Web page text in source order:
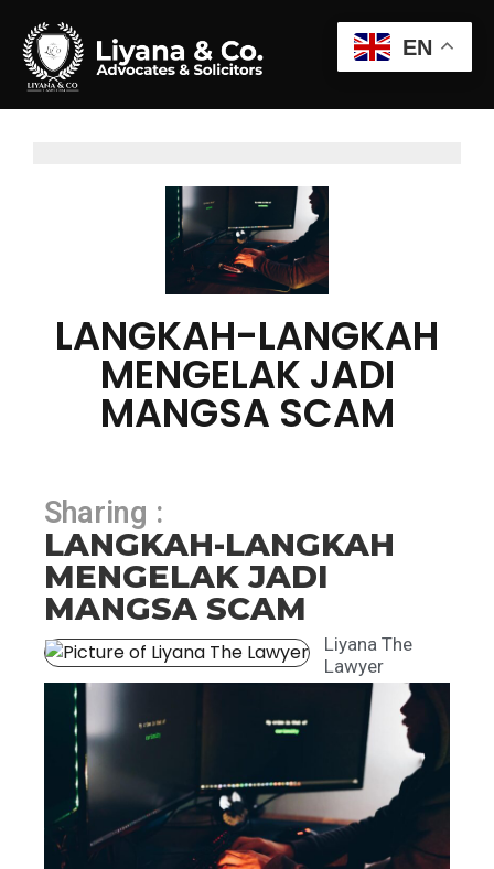
LANGKAH-LANGKAH
MENGELAK JADI
MANGSA SCAM
Sharing :
LANGKAH-LANGKAH
MENGELAK JADI
MANGSA SCAM
Liyana The
Lawyer
EN